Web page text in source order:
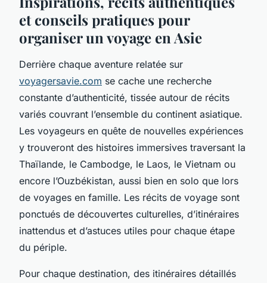
et conseils pratiques pour
organiser un voyage en Asie
Derrière chaque aventure relatée sur
voyagersavie.com se cache une recherche
constante d’authenticité, tissée autour de récits
variés couvrant l’ensemble du continent asiatique.
Les voyageurs en quête de nouvelles expériences
y trouveront des histoires immersives traversant la
Thaïlande, le Cambodge, le Laos, le Vietnam ou
encore l’Ouzbékistan, aussi bien en solo que lors
de voyages en famille. Les récits de voyage sont
ponctués de découvertes culturelles, d’itinéraires
inattendus et d’astuces utiles pour chaque étape
du périple.
Pour chaque destination, des itinéraires détaillés